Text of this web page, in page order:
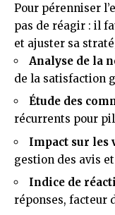
Pour pérenniser
pas de réagir : il
et ajuster sa
Analyse de la
de la satisfaction
Étude des
récurrents pour
Impact sur les
gestion des avis
Indice de
réponses, facteur